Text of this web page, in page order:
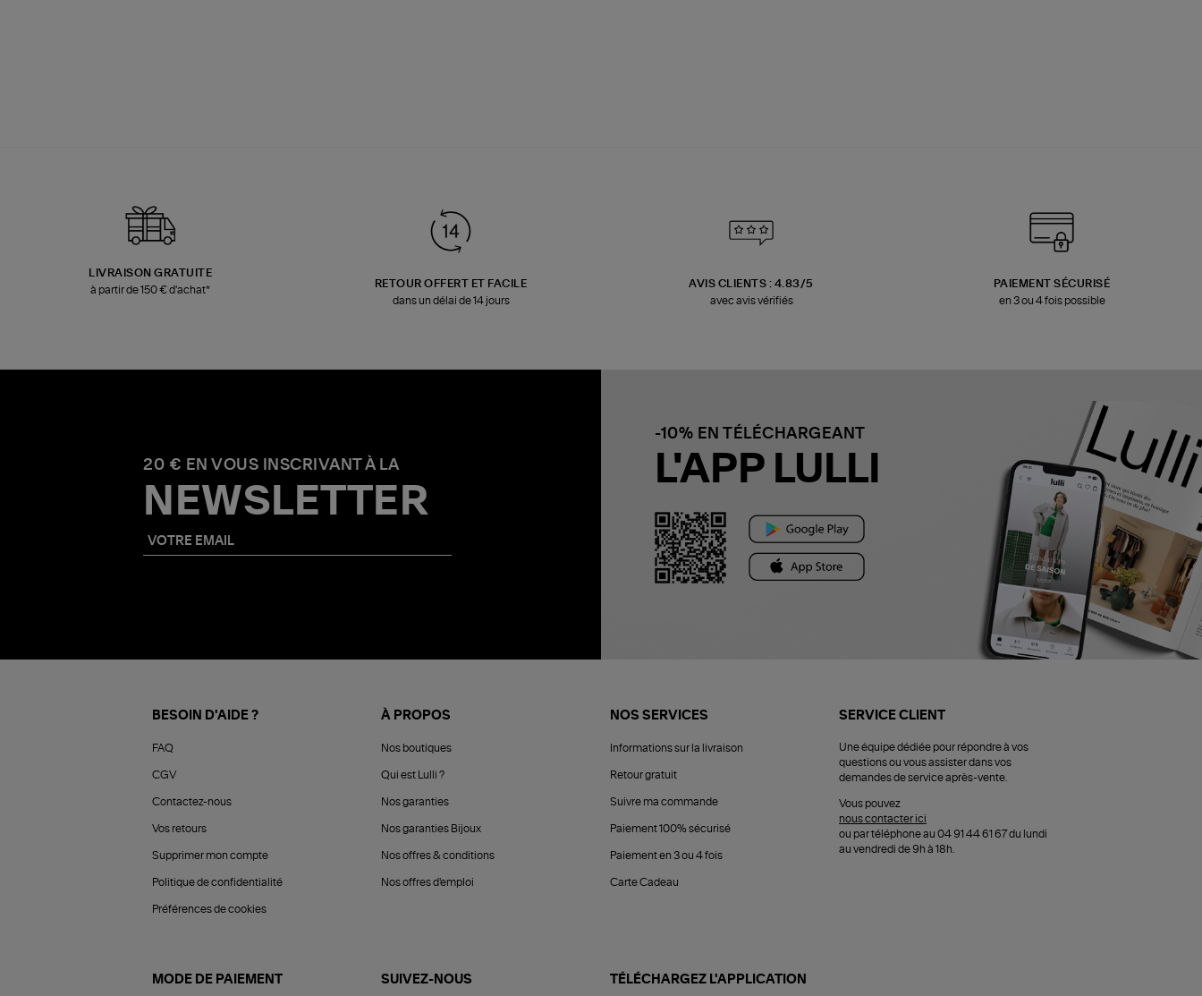
LIVRAISON GRATUITE
à partir de 150 € d'achat*
RETOUR OFFERT ET FACILE
dans un délai de 14 jours
AVIS CLIENTS : 4.83/5
avec avis vérifiés
PAIEMENT SÉCURISÉ
en 3 ou 4 fois possible
20 € EN VOUS INSCRIVANT À LA
NEWSLETTER
-10% EN TÉLÉCHARGEANT
L'APP LULLI
BESOIN D'AIDE ?
FAQ
CGV
Contactez-nous
Vos retours
Supprimer mon compte
Politique de confidentialité
Préférences de cookies
À PROPOS
Nos boutiques
Qui est Lulli ?
Nos garanties
Nos garanties Bijoux
Nos offres & conditions
Nos offres d'emploi
NOS SERVICES
Informations sur la livraison
Retour gratuit
Suivre ma commande
Paiement 100% sécurisé
Paiement en 3 ou 4 fois
Carte Cadeau
SERVICE CLIENT
Une équipe dédiée pour répondre à vos
questions ou vous assister dans vos
demandes de service après-vente.
Vous pouvez
nous contacter ici
ou par téléphone au 04 91 44 61 67 du lundi
au vendredi de 9h à 18h.
MODE DE PAIEMENT SUIVEZ-NOUS TÉLÉCHARGEZ L'APPLICATION